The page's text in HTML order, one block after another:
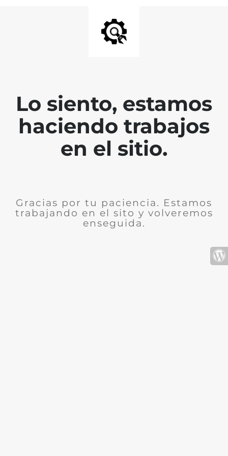
Lo siento, estamos
haciendo trabajos
en el sitio.
Gracias por tu paciencia. Estamos
trabajando en el sito y volveremos
enseguida.